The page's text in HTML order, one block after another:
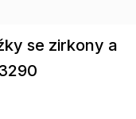
se zirkony a